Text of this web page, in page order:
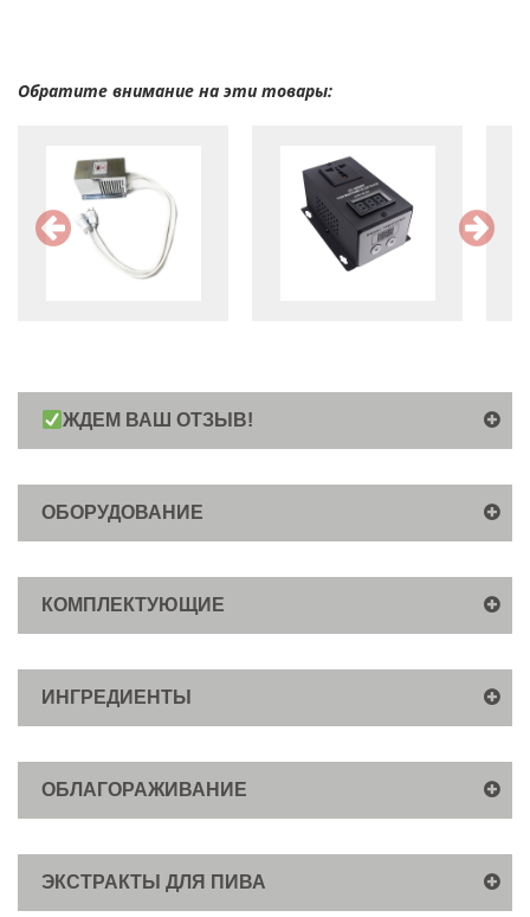
Обратите внимание на эти товары:
ЖДЕМ ВАШ ОТЗЫВ!
ОБОРУДОВАНИЕ
КОМПЛЕКТУЮЩИЕ
ИНГРЕДИЕНТЫ
ОБЛАГОРАЖИВАНИЕ
ЭКСТРАКТЫ ДЛЯ ПИВА